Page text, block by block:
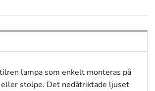
lampa som enkelt monteras på
stolpe. Det nedåtriktade ljuset